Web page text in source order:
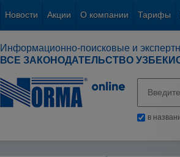
Новости Акции О компании Тарифы
Информационно-поисковые и
ВСЕ ЗАКОНОДАТЕЛЬСТВО
в